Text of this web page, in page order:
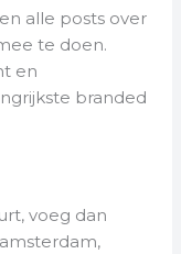
alle posts over
te doen.
en
branded
voeg dan